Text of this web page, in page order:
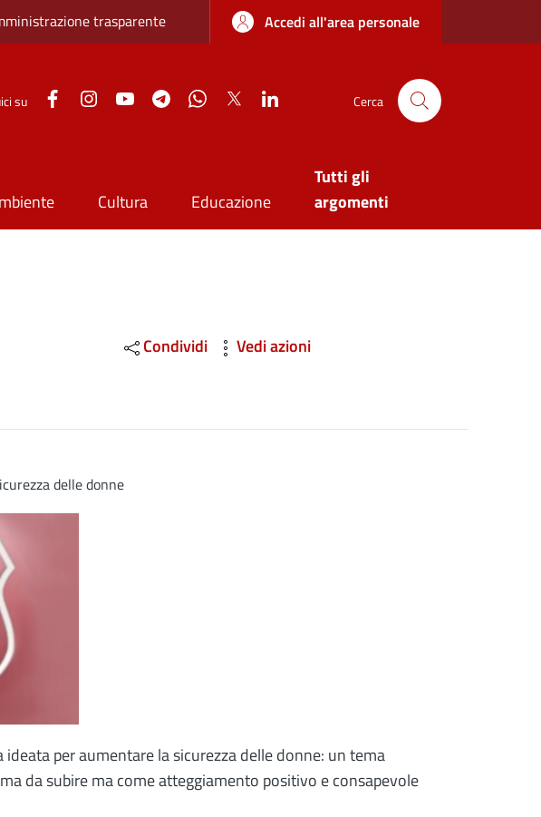
superiore sottile
trasparente Accedi all'area personale
su FacebookInstagramYouTubeTelegramWhatsApp
Twitter Cerca
Cultura Educazione
Tutti gli
argomenti
Condividi Vedi azioni
delle donne
ideata per aumentare la sicurezza delle donne: un tema
da subire ma come atteggiamento positivo e consapevole